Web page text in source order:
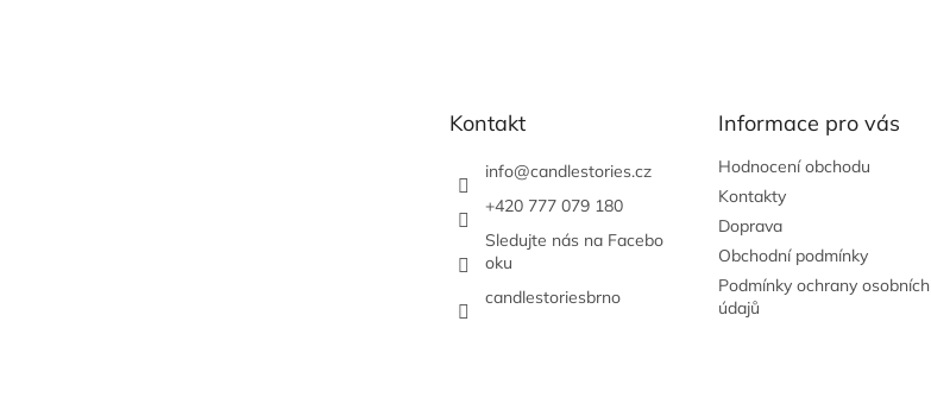
Kontakt
info@candlestories.cz
+420 777 079 180
Sledujte nás na Facebo
oku
candlestoriesbrno
Informace pro vás
Hodnocení obchodu
Kontakty
Doprava
Obchodní podmínky
Podmínky ochrany osobních
údajů